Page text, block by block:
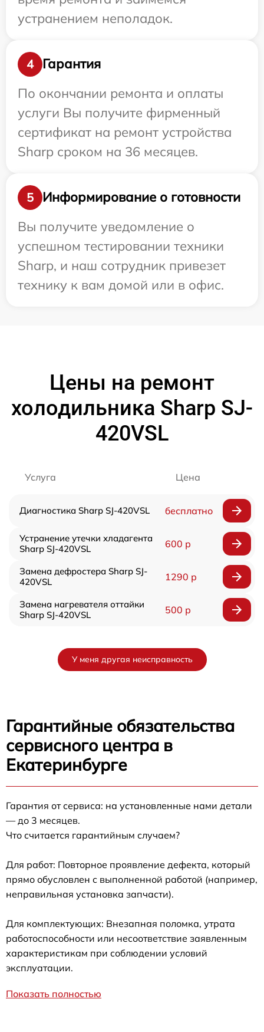
устранением неполадок.
4
Гарантия
По окончании ремонта и оплаты
услуги Вы получите фирменный
сертификат на ремонт устройства
Sharp сроком на 36 месяцев.
5
Информирование о готовности
Вы получите уведомление о
успешном тестировании техники
Sharp, и наш сотрудник привезет
технику к вам домой или в офис.
Цены на ремонт
холодильника Sharp SJ-
420VSL
Услуга Цена
Диагностика Sharp SJ-420VSL бесплатно
Устранение утечки хладагента
Sharp SJ-420VSL
600 р
Замена дефростера Sharp SJ-
420VSL
1290 р
Замена нагревателя оттайки
Sharp SJ-420VSL
500 р
У меня другая неисправность
Гарантийные обязательства
сервисного центра в
Екатеринбурге
Гарантия от сервиса: на установленные нами детали
— до 3 месяцев.
Что считается гарантийным случаем?
Для работ: Повторное проявление дефекта, который
прямо обусловлен с выполненной работой (например,
неправильная установка запчасти).
Для комплектующих: Внезапная поломка, утрата
работоспособности или несоответствие заявленным
характеристикам при соблюдении условий
эксплуатации.
Показать полностью